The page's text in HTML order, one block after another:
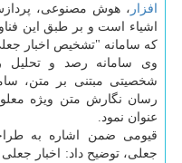
افزار ، هوش مصنوعی،
اشیاء است و بر طبق این
که سامانه "تشخیص اخبار
وی سامانه رصد و تحلیل
شخصیتی مبتنی بر متن،
رسان نگارش متن ویژه
عنوان نمود.
قیومی ضمن اشاره به
جعلی، توضیح داد: اخبار